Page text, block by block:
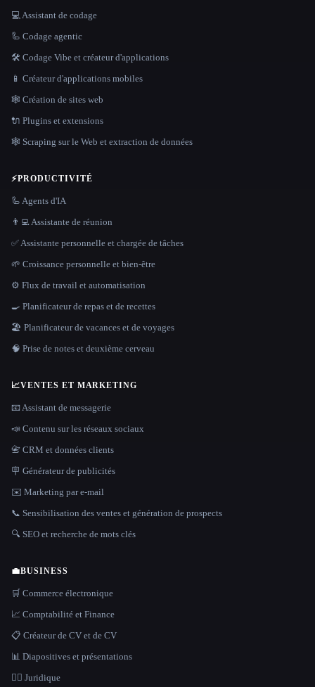
💻 Assistant de codage
🦾 Codage agentic
🛠️ Codage Vibe et créateur d'applications
📱 Créateur d'applications mobiles
🕸 Création de sites web
🔌 Plugins et extensions
🕸️ Scraping sur le Web et extraction de données
⚡PRODUCTIVITÉ
🦾 Agents d'IA
👨‍💻 Assistante de réunion
✅ Assistante personnelle et chargée de tâches
🌱 Croissance personnelle et bien-être
⚙️ Flux de travail et automatisation
🍳 Planificateur de repas et de recettes
🏖 Planificateur de vacances et de voyages
🧠 Prise de notes et deuxième cerveau
📈VENTES ET MARKETING
📧 Assistant de messagerie
📣 Contenu sur les réseaux sociaux
📇 CRM et données clients
🪧 Générateur de publicités
✉️ Marketing par e-mail
📞 Sensibilisation des ventes et génération de prospects
🔍 SEO et recherche de mots clés
💼BUSINESS
🛒 Commerce électronique
📈 Comptabilité et Finance
📋 Créateur de CV et de CV
📊 Diapositives et présentations
👩‍⚖️ Juridique